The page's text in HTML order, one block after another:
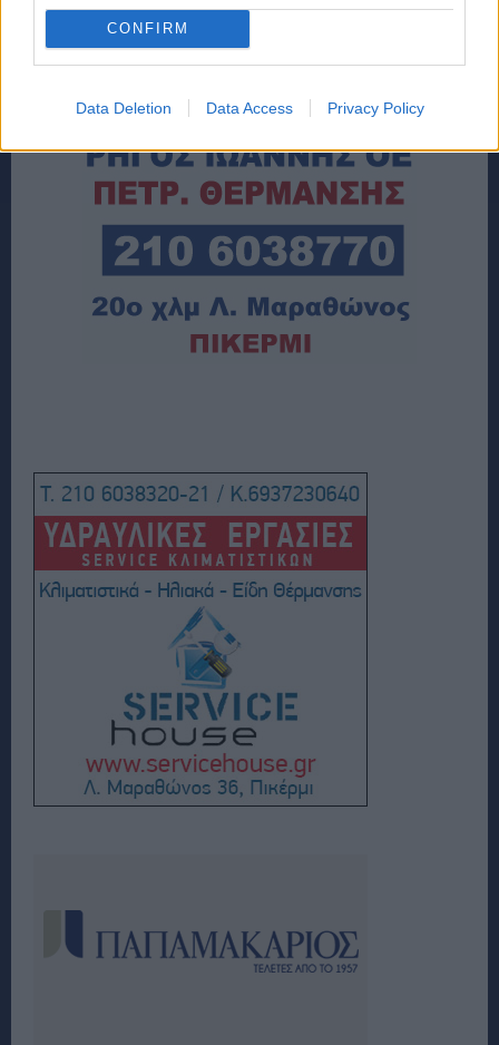
CONFIRM
Data Deletion Data Access Privacy Policy